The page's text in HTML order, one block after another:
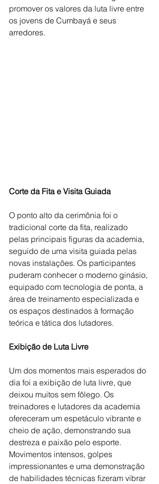
promover os valores da luta livre entre
os jovens de Cumbayá e seus
arredores.
Corte da Fita e Visita Guiada
O ponto alto da cerimônia foi o
tradicional corte da fita, realizado
pelas principais figuras da academia,
seguido de uma visita guiada pelas
novas instalações. Os participantes
puderam conhecer o moderno ginásio,
equipado com tecnologia de ponta, a
área de treinamento especializada e
os espaços destinados à formação
teórica e tática dos lutadores.
Exibição de Luta Livre
Um dos momentos mais esperados do
dia foi a exibição de luta livre, que
deixou muitos sem fôlego. Os
treinadores e lutadores da academia
ofereceram um espetáculo vibrante e
cheio de ação, demonstrando sua
destreza e paixão pelo esporte.
Movimentos intensos, golpes
impressionantes e uma demonstração
de habilidades técnicas fizeram vibrar